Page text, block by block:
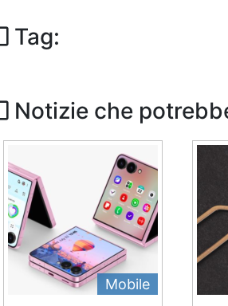
Tag:
Notizie che
Mobile